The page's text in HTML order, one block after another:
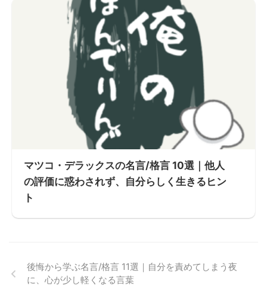
マツコ・デラックスの名言/格言 10選｜他人
の評価に惑わされず、自分らしく生きるヒン
ト
後悔から学ぶ名言/格言 11選｜自分を責めてしまう夜
に、心が少し軽くなる言葉